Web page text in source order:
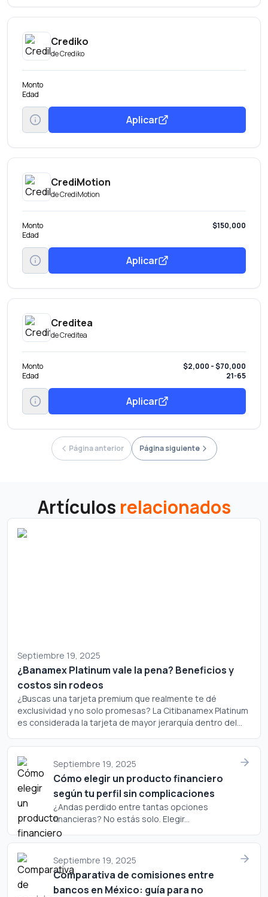
Crediko
deCrediko
Monto
Edad
Aplicar
CrediMotion
deCrediMotion
Monto
$150,000
Edad
Aplicar
Creditea
deCreditea
Monto
$2,000 - $70,000
Edad
21-65
Aplicar
Página anterior Página siguiente
Artículos relacionados
Septiembre 19, 2025
¿Banamex Platinum vale la pena? Beneficios y
costos sin rodeos
¿Buscas una tarjeta premium que realmente te dé
exclusividad y no solo promesas? La Citibanamex Platinum
es considerada la tarjeta de mayor jerarquía dentro del
costo? Analicemos a fondo si este plástico merece un
lugar en tu cartera.Septiembre 19, 2025
Cómo elegir un producto financiero
según tu perfil sin complicaciones
¿Andas perdido entre tantas opciones
financieras? No estás solo. Elegir...
Septiembre 19, 2025
Comparativa de comisiones entre
bancos en México: guía para no